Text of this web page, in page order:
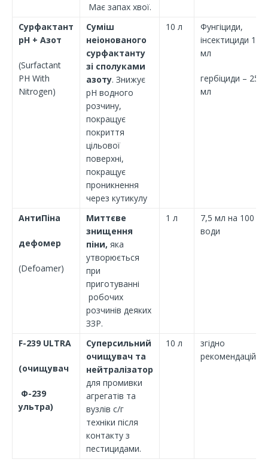
Має запах хвої.
Сурфактант
рН + Азот
(Surfactant
PH With
Nitrogen)
Суміш
неіонованого
сурфактанту
зі сполуками
азоту. Знижує
рН водного
розчину,
покращує
покриття
цільової
поверхні,
покращує
проникнення
через кутикулу
10 л
Фунгіциди,
інсектициди 100
мл
гербіциди – 250
мл
АнтиПіна
дефомер
(Defoamer)
Миттєве
знищення
піни, яка
утворюється
при
приготуванні
робочих
розчинів деяких
ЗЗР.
1 л
7,5 мл на 100 л
води
F-239 ULTRA
(очищувач
Ф-239
ультра)
Суперсильний
очищувач та
нейтралізатор
для промивки
агрегатів та
вузлів с/г
техніки після
контакту з
пестицидами.
10 л
згідно
рекомендацій